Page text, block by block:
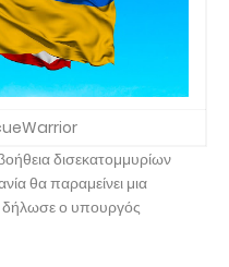
δισεκατομμυρίων
θα παραμείνει μια
δήλωσε ο υπουργός